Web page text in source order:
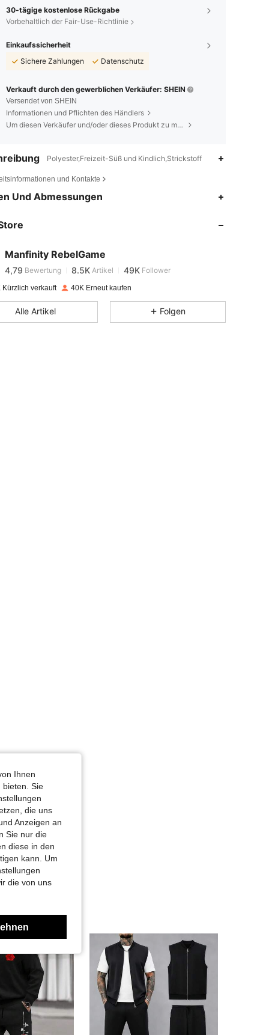
Größe: XS
Größe: M
30-tägige kostenlose Rückgabe
Vorbehaltlich der Fair-Use-Richtlinie
Einkaufssicherheit
Sichere Zahlungen
Datenschutz
Verkauft durch den gewerblichen Verkäufer: SHEIN
Versendet von SHEIN
Informationen und Pflichten des Händlers
Um diesen Verkäufer und/oder dieses Produkt zu melden
Polyester,Freizeit-Süß und Kindlich,Strickstoff
und Kontakte
Und Abmessungen
Manfinity RebelGame
4,79 8.5K
4,79
4,79 Bewertung 8.5K Artikel 49K Follower
s***abezahltVor 1 Tag
4,79 8.5K 49K
Kürzlich verkauft 40K Erneut kaufen
Alle Artikel Folgen
Ihnen
bieten. Sie
die uns
Anzeigen an
Sie nur die
diese in den
kann. Um
die von uns